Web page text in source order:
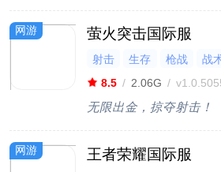
网游 萤火突击国际服
射击 生存 枪战
战
末日
8.5 / 2.06G /
无限出金，掠夺射击！
网游 王者荣耀国际服